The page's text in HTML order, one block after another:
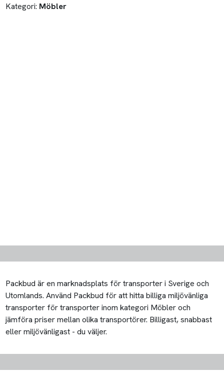
Kategori: Möbler
Packbud är en marknadsplats för transporter i Sverige och
Utomlands. Använd Packbud för att hitta billiga miljövänliga
transporter för transporter inom kategori Möbler och
jämföra priser mellan olika transportörer. Billigast, snabbast
eller miljövänligast - du väljer.